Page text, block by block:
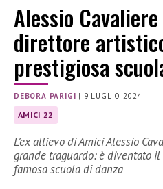
Alessio
direttore
prestigiosa
DEBORA PARIGI | 9 LUGLIO 2024
AMICI 22
L’ex allievo di Amici Alessio
grande traguardo: è diventato
famosa scuola di danza